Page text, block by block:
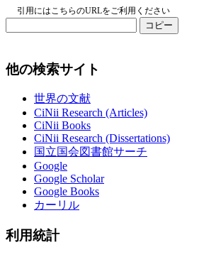
引用にはこちらのURLをご利用ください
コピー
他の検索サイト
世界の文献
CiNii Research (Articles)
CiNii Books
CiNii Research (Dissertations)
国立国会図書館サーチ
Google
Google Scholar
Google Books
カーリル
利用統計